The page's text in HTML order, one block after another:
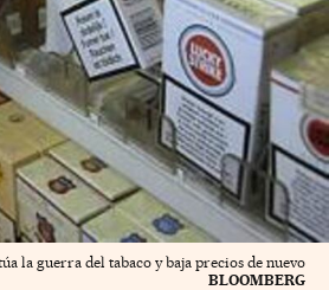
la guerra del tabaco y baja precios de nuevo
BLOOMBERG